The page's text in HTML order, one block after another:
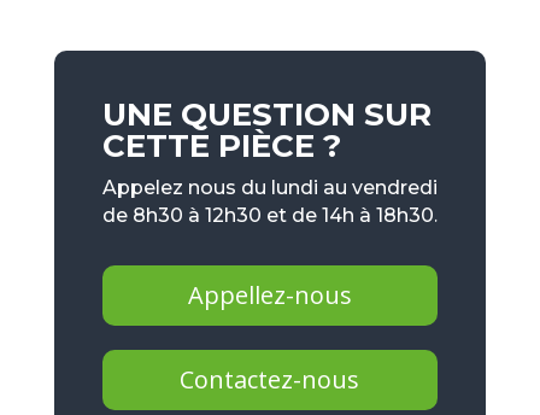
UNE QUESTION SUR
CETTE PIÈCE ?
Appelez nous du lundi au vendredi
de 8h30 à 12h30 et de 14h à 18h30.
Appellez-nous
Contactez-nous